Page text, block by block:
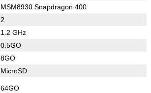
MSM8930 Snapdragon 400
2
1.2 GHz
0.5GO
8GO
MicroSD
64GO